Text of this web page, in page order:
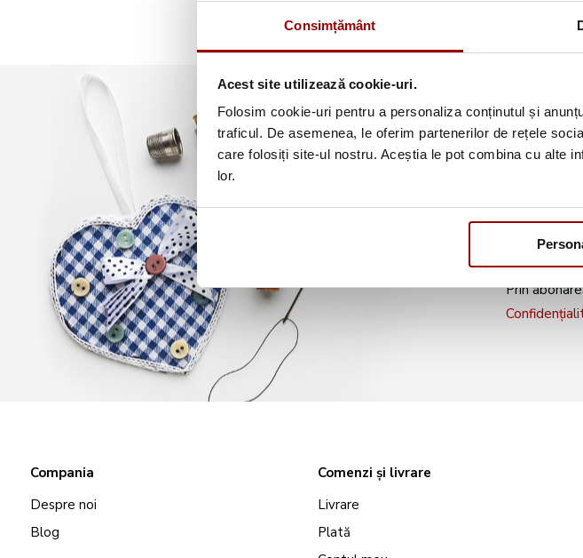
Consimțământ
Acest site utilizează cookie-uri.
Folosim cookie-uri pentru a personaliza conținutul și
traficul. De asemenea, le oferim partenerilor de rețele
care folosiți site-ul nostru. Aceștia le pot combina cu alte
lor.
Prin
Compania
Despre noi
Blog
Comenzi și livrare
Livrare
Plată